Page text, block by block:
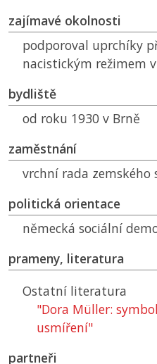
zajímavé okolnosti
podporoval uprchíky
nacistickým režimem
bydliště
od roku 1930 v Brně
zaměstnání
vrchní rada zemského
politická orientace
německá sociální
prameny, literatura
Ostatní literatura
"Dora Müller:
usmíření"
partneři